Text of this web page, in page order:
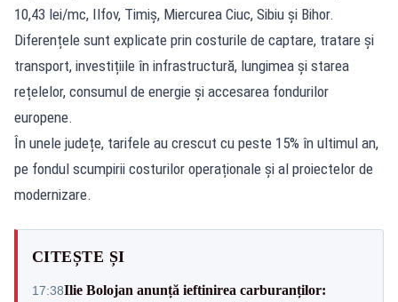
10,43 lei/mc, Ilfov, Timiș, Miercurea Ciuc, Sibiu și Bihor.
Diferențele sunt explicate prin costurile de captare, tratare și
transport, investițiile în infrastructură, lungimea și starea
rețelelor, consumul de energie și accesarea fondurilor
europene.
În unele județe, tarifele au crescut cu peste 15% în ultimul an,
pe fondul scumpirii costurilor operaționale și al proiectelor de
modernizare.
CITEȘTE ȘI
17:38Ilie Bolojan anunță ieftinirea carburanților: